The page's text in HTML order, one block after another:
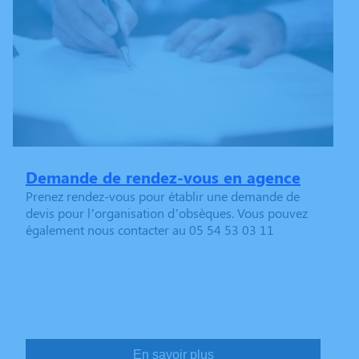
Demande de rendez-vous en agence
Prenez rendez-vous pour établir une demande de
devis pour l’organisation d’obsèques. Vous pouvez
également nous contacter au 05 54 53 03 11
En savoir plus